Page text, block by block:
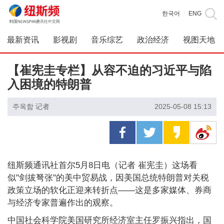
한국어 ENG
最新资讯 影视剧 音乐综艺 政治经济 视图天地
【崔宪圭专栏】从容不迫的习近平与陷
入困境的特朗普
주옥함 记者 2025-05-08 15:13
纽斯频通讯社首尔5月8日电（记者 崔宪圭）这场看
似"剑拔弩张"的美中贸易战，因美国总统特朗普对关税
政策立场的软化正迎来转折点——这是多家媒体、券商
与经济专家普遍作出的观察。
中国社会科学院美国研究所经济室主任罗振兴指出，国